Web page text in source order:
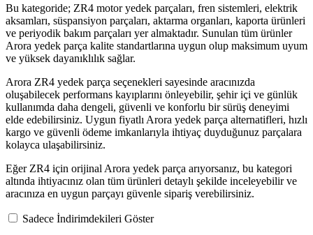
Bu kategoride; ZR4 motor yedek parçaları, fren sistemleri, elektrik
aksamları, süspansiyon parçaları, aktarma organları, kaporta ürünleri
ve periyodik bakım parçaları yer almaktadır. Sunulan tüm ürünler
Arora yedek parça kalite standartlarına uygun olup maksimum uyum
ve yüksek dayanıklılık sağlar.
Arora ZR4 yedek parça seçenekleri sayesinde aracınızda
oluşabilecek performans kayıplarını önleyebilir, şehir içi ve günlük
kullanımda daha dengeli, güvenli ve konforlu bir sürüş deneyimi
elde edebilirsiniz. Uygun fiyatlı Arora yedek parça alternatifleri, hızlı
kargo ve güvenli ödeme imkanlarıyla ihtiyaç duyduğunuz parçalara
kolayca ulaşabilirsiniz.
Eğer ZR4 için orijinal Arora yedek parça arıyorsanız, bu kategori
altında ihtiyacınız olan tüm ürünleri detaylı şekilde inceleyebilir ve
aracınıza en uygun parçayı güvenle sipariş verebilirsiniz.
Sadece İndirimdekileri Göster